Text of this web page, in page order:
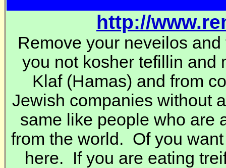
http://
Remove your neveilos
you not kosher tefillin and
Klaf (Hamas) and from
Jewish companies without
same like people who are
from the world. Of you
here. If you are eating